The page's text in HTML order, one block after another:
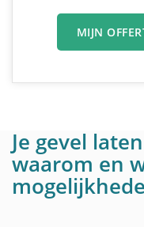
MIJN
Je gevel
waarom en